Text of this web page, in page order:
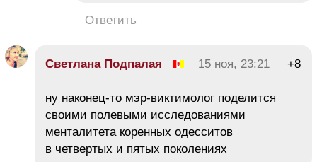
Ответить
Светлана Подпалая 15 ноя, 23:21 +8
ну наконец-то мэр-виктимолог поделится
своими полевыми исследованиями
менталитета коренных одесситов
в четвертых и пятых поколениях